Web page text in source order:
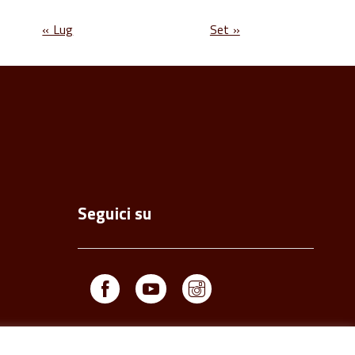
« Lug
Set »
Seguici su
Facebook Youtube